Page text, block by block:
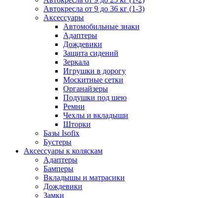
Автокресла от 9 до 36 кг (1-3)
Аксессуары
Автомобильные знаки
Адаптеры
Дождевики
Защита сидений
Зеркала
Игрушки в дорогу
Москитные сетки
Органайзеры
Подушки под шею
Ремни
Чехлы и вкладыши
Шторки
Базы Isofix
Бустеры
Аксессуары к коляскам
Адаптеры
Бамперы
Вкладышы и матрасики
Дождевики
Замки